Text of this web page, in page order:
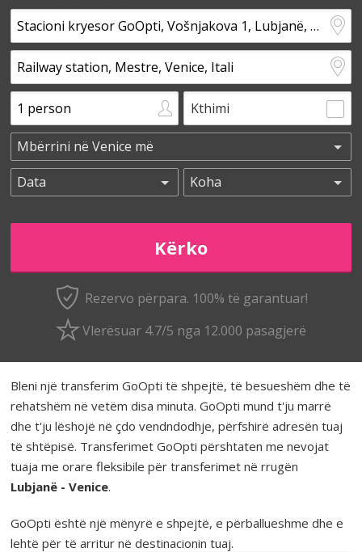
Kthimi
Rezervo përpara. 100% të garantuar!
Vlerësuar 4.7/5 nga 12.000 pasagjerë
Bleni një transferim GoOpti të shpejtë, të besueshëm dhe të
rehatshëm në vetëm disa minuta. GoOpti mund t'ju marrë
dhe t'ju lëshojë në çdo vendndodhje, përfshirë adresën tuaj
të shtëpisë. Transferimet GoOpti përshtaten me nevojat
tuaja me orare fleksibile për transferimet në rrugën
Lubjanë - Venice.
GoOpti është një mënyrë e shpejtë, e përballueshme dhe e
lehtë për të arritur në destinacionin tuaj.